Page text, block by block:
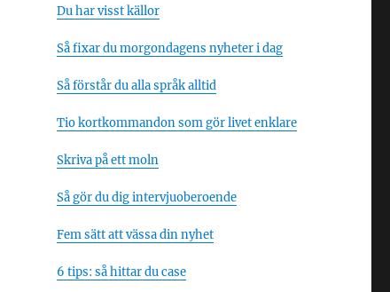
Du har visst källor
Så fixar du morgondagens nyheter i dag
Så förstår du alla språk alltid
Tio kortkommandon som gör livet enklare
Skriva på ett moln
Så gör du dig intervjuoberoende
Fem sätt att vässa din nyhet
6 tips: så hittar du case